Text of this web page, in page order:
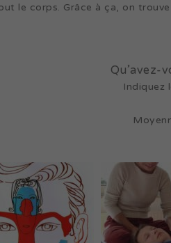
le corps. Grâce à ça, on
Qu’avez-
Indiquez